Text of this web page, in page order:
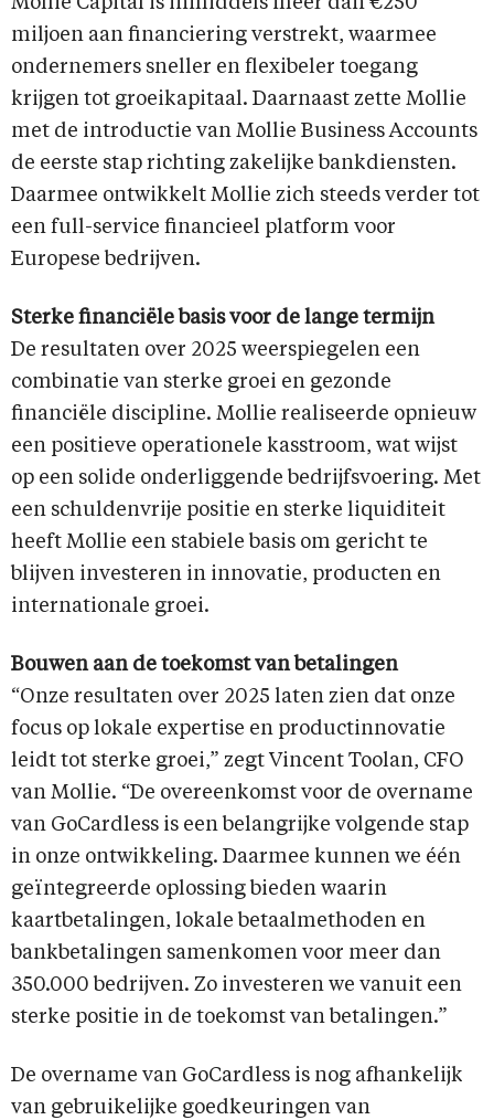
miljoen aan financiering verstrekt, waarmee
ondernemers sneller en flexibeler toegang
krijgen tot groeikapitaal. Daarnaast zette Mollie
met de introductie van Mollie Business Accounts
de eerste stap richting zakelijke bankdiensten.
Daarmee ontwikkelt Mollie zich steeds verder tot
een full-service financieel platform voor
Europese bedrijven.
Sterke financiële basis voor de lange termijn
De resultaten over 2025 weerspiegelen een
combinatie van sterke groei en gezonde
financiële discipline. Mollie realiseerde opnieuw
een positieve operationele kasstroom, wat wijst
op een solide onderliggende bedrijfsvoering. Met
een schuldenvrije positie en sterke liquiditeit
heeft Mollie een stabiele basis om gericht te
blijven investeren in innovatie, producten en
internationale groei.
Bouwen aan de toekomst van betalingen
“Onze resultaten over 2025 laten zien dat onze
focus op lokale expertise en productinnovatie
leidt tot sterke groei,” zegt Vincent Toolan, CFO
van Mollie. “De overeenkomst voor de overname
van GoCardless is een belangrijke volgende stap
in onze ontwikkeling. Daarmee kunnen we één
geïntegreerde oplossing bieden waarin
kaartbetalingen, lokale betaalmethoden en
bankbetalingen samenkomen voor meer dan
350.000 bedrijven. Zo investeren we vanuit een
sterke positie in de toekomst van betalingen.”
De overname van GoCardless is nog afhankelijk
van gebruikelijke goedkeuringen van